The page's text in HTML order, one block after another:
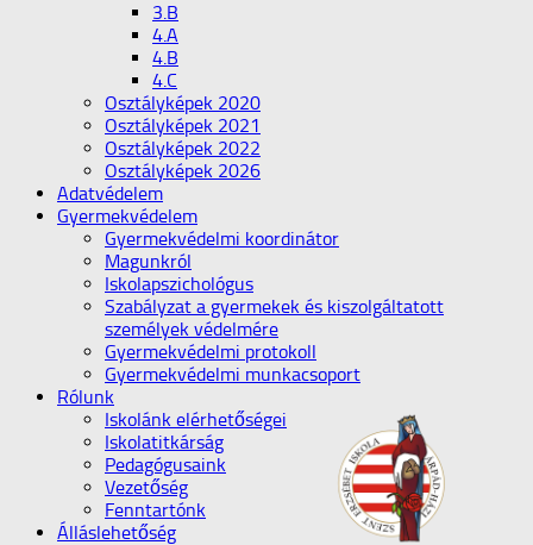
3.B
4.A
4.B
4.C
Osztályképek 2020
Osztályképek 2021
Osztályképek 2022
Osztályképek 2026
Adatvédelem
Gyermekvédelem
Gyermekvédelmi koordinátor
Magunkról
Iskolapszichológus
Szabályzat a gyermekek és kiszolgáltatott
személyek védelmére
Gyermekvédelmi protokoll
Gyermekvédelmi munkacsoport
Rólunk
Iskolánk elérhetőségei
Iskolatitkárság
Pedagógusaink
Vezetőség
Fenntartónk
Álláslehetőség